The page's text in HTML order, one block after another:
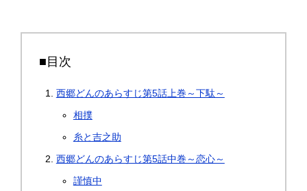
■目次
西郷どんのあらすじ第5話上巻～下駄～
相撲
糸と吉之助
西郷どんのあらすじ第5話中巻～恋心～
謹慎中